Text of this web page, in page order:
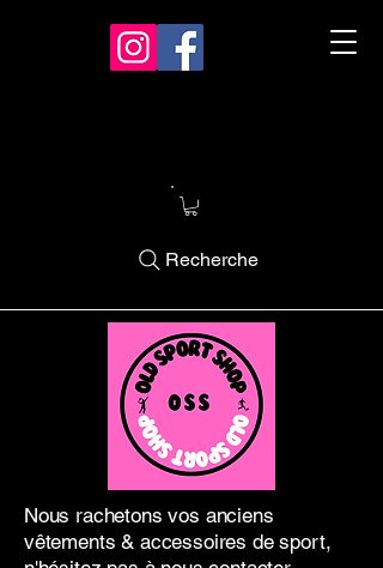
Nous rachetons vos anciens
vêtements & accessoires de sport,
Recherche